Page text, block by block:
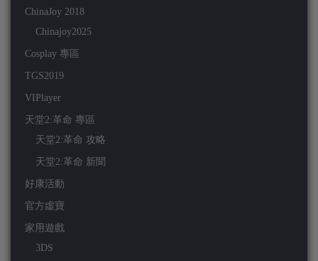
ChinaJoy 2018
Chinajoy2025
Cosplay 專區
TGS2019
VIPlayer
天堂2:革命 專區
天堂2:革命 攻略
天堂2:革命 新聞
好康活動
官方虛寶
家用遊戲
3DS